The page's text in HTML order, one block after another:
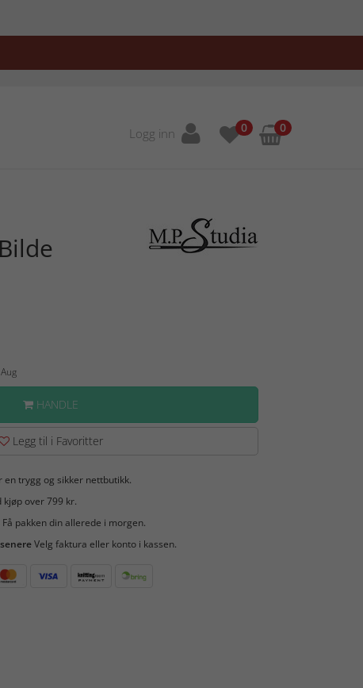
Logg inn 0 0
HANDLE
Legg til i Favoritter
en trygg og sikker nettbutikk.
kjøp over 799 kr.
Få pakken din allerede i morgen.
Velg faktura eller konto i kassen.